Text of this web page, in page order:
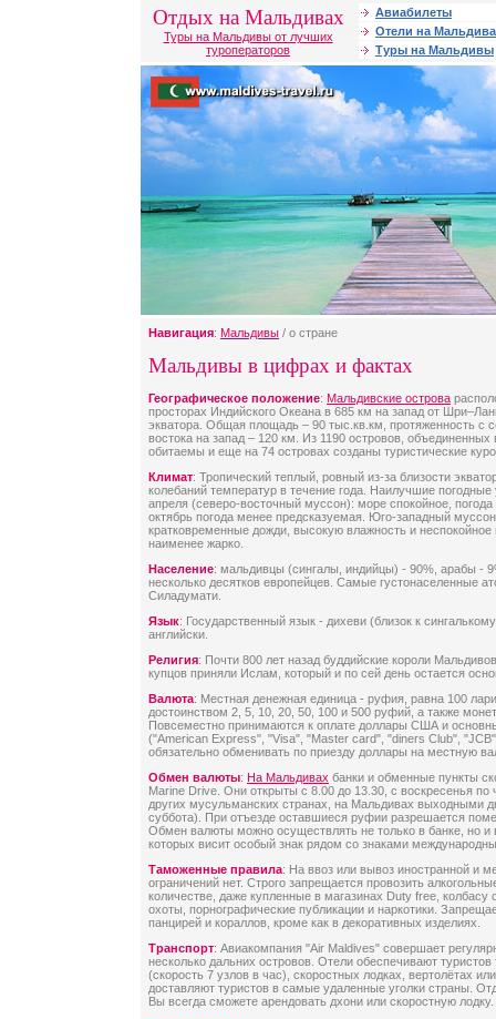
Отдых на Мальдивах
Туры на Мальдивы от лучших
туроператоров
Авиабилеты
Отели на
Туры на Мальдивы
Навигация: Мальдивы / о стране
Мальдивы в цифрах и фактах
Географическое положение: Мальдивские острова
просторах Индийского Океана в 685 км на запад от
экватора. Общая площадь – 90 тыс.кв.км, протяженность с
востока на запад – 120 км. Из 1190 островов, объединенных
обитаемы и еще на 74 островах созданы туристические
Климат: Тропический теплый, ровный из-за близости
колебаний температур в течение года. Наилучшие погодные
апреля (северо-восточный муссон): море спокойное,
октябрь погода менее предсказуемая. Юго-западный
кратковременные дожди, высокую влажность и
наименее жарко.
Население: мальдивцы (сингалы, индийцы) - 90%, арабы -
несколько десятков европейцев. Самые густонаселенные
Силадумати.
Язык: Государственный язык - дихеви (близок к
английски.
Религия: Почти 800 лет назад буддийские короли
купцов приняли Ислам, который и по сей день остается
Валюта: Местная денежная единица - руфия, равна 100
достоинством 2, 5, 10, 20, 50, 100 и 500 руфий, а также
Повсеместно принимаются к оплате доллары США и
("American Express", "Visa", "Master card", "diners Club",
обязательно обменивать по приезду доллары на местную
Обмен валюты: На Мальдивах банки и обменные пункты
Marine Drive. Они открыты с 8.00 до 13.30, с воскресенья по
других мусульманских странах, на Мальдивах выходными
суббота). При отъезде оставшиеся руфии разрешается
Обмен валюты можно осуществлять не только в банке, но и
которых висит особый знак рядом со знаками
Таможенные правила: На ввоз или вывоз иностранной и
ограничений нет. Строго запрещается провозить
количестве, даже купленные в магазинах Duty free,
охоты, порнографические публикации и наркотики.
панцирей и кораллов, кроме как в декоративных изделиях.
Транспорт: Авиакомпания "Air Maldives" совершает
несколько дальних островов. Отели обеспечивают
(скорость 7 узлов в час), скоростных лодках, вертолётах
доставляют туристов в самые удаленные уголки страны.
Вы всегда сможете арендовать дхони или скоростную лодку.